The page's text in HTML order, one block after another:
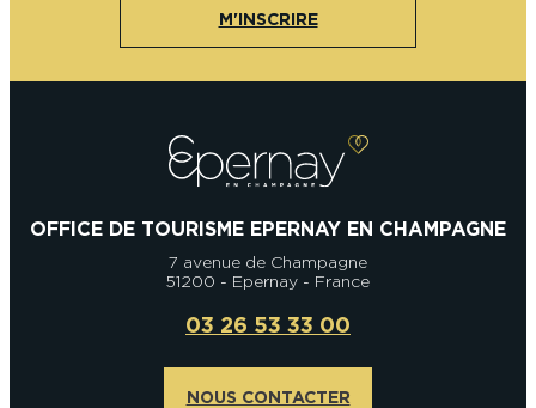
M'INSCRIRE
OFFICE DE TOURISME EPERNAY EN CHAMPAGNE
7 avenue de Champagne
51200 - Epernay - France
03 26 53 33 00
NOUS CONTACTER